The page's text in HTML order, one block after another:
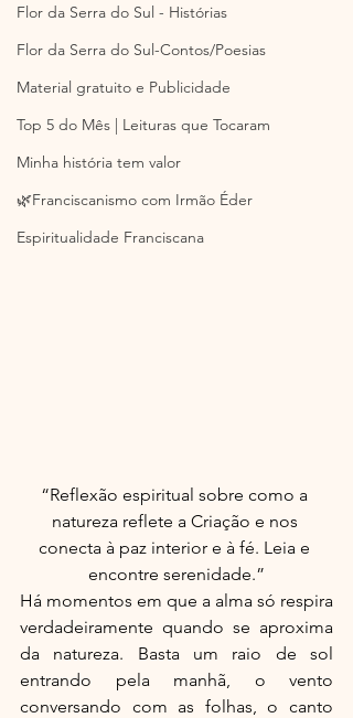
Flor da Serra do Sul - Histórias
Flor da Serra do Sul-Contos/Poesias
Material gratuito e Publicidade
Top 5 do Mês | Leituras que Tocaram
Minha história tem valor
🌿Franciscanismo com Irmão Éder
Espiritualidade Franciscana
“Reflexão espiritual sobre como a
natureza reflete a Criação e nos
conecta à paz interior e à fé. Leia e
encontre serenidade.”
Há momentos em que a alma só respira
verdadeiramente quando se aproxima
da natureza. Basta um raio de sol
entrando pela manhã, o vento
conversando com as folhas, o canto